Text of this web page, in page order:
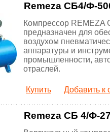
Remeza СБ4/Ф-
Компрессор REMEZA
предназначен для
воздухом
аппаратуры и
промышленности,
отраслей.
Купить Добавить к
Remeza СБ 4/Ф-